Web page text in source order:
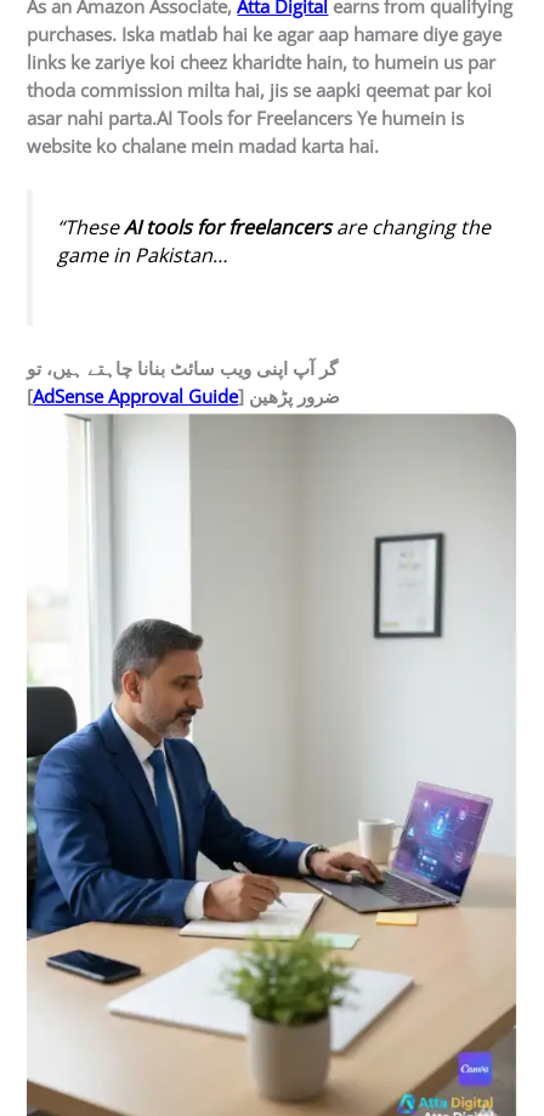
As an Amazon Associate,Atta Digital earns from qualifying
purchases. Iska matlab hai ke agar aap hamare diye gaye
links ke zariye koi cheez kharidte hain, to humein us par
thoda commission milta hai, jis se aapki qeemat par koi
asar nahi parta.AI Tools for Freelancers Ye humein is
website ko chalane mein madad karta hai.
“TheseAI tools for freelancersare changing the
game in Pakistan…
گر آپ اپنی ویب سائٹ بنانا چاہتے ہیں، تو
[AdSense Approval Guide ] ضرور پڑھین